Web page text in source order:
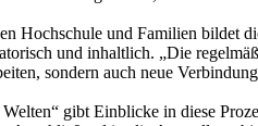
Hochschule und Familien bildet
und inhaltlich. „Die
sondern auch neue
gibt Einblicke in diese